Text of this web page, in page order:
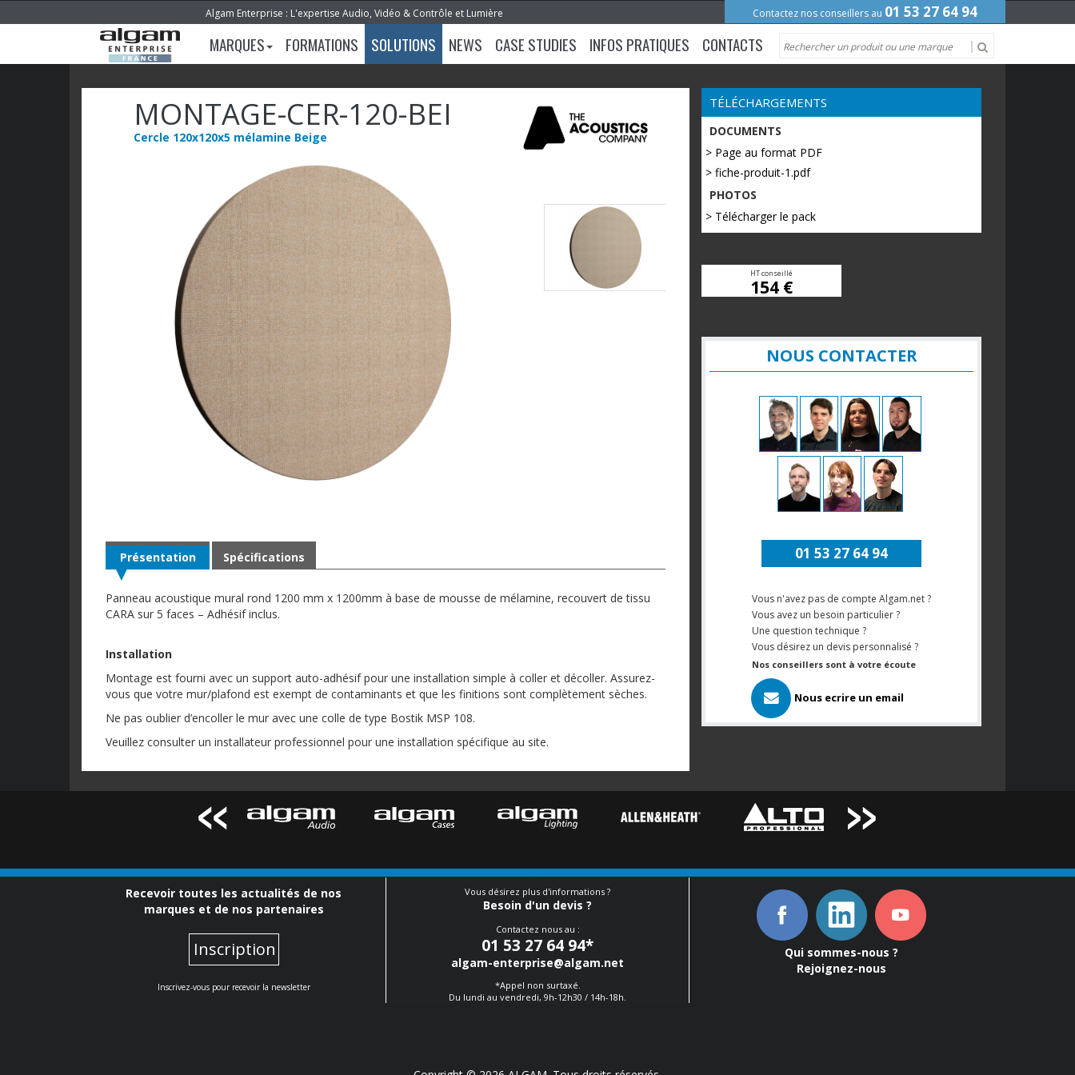
Algam Enterprise : L'expertise Audio, Vidéo & Contrôle et Lumière Contactez nos conseillers au 01 53 27 64 94
MARQUES FORMATIONS SOLUTIONS NEWS CASE STUDIES INFOS PRATIQUES CONTACTS
MONTAGE-CER-120-BEI
Cercle 120x120x5 mélamine Beige
Présentation
Panneau acoustique mural rond 1200 mm x 1200mm à base de mousse de mélamine, recouvert de tissu
CARA sur 5 faces – Adhésif inclus.
Installation
Montage est fourni avec un support auto-adhésif pour une installation simple à coller et décoller. Assurez-
vous que votre mur/plafond est exempt de contaminants et que les finitions sont complètement sèches.
Ne pas oublier d’encoller le mur avec une colle de type Bostik MSP 108.
Veuillez consulter un installateur professionnel pour une installation spécifique au site.
Spécifications
TÉLÉCHARGEMENTS
DOCUMENTS
> Page au format PDF
> fiche-produit-1.pdf
PHOTOS
> Télécharger le pack
HT conseillé
154 €
NOUS CONTACTER
01 53 27 64 94
Vous n'avez pas de compte Algam.net ?
Vous avez un besoin particulier ?
Une question technique ?
Vous désirez un devis personnalisé ?
Nos conseillers sont à votre écoute
Nous ecrire un email
Recevoir toutes les actualités de nos
marques et de nos partenaires
Inscription
Inscrivez-vous pour recevoir la newsletter
Vous désirez plus d'informations ?
Besoin d'un devis ?
Contactez nous au :
01 53 27 64 94*
algam-enterprise@algam.net
*Appel non surtaxé.
Du lundi au vendredi, 9h-12h30 / 14h-18h.
Qui sommes-nous ?
Rejoignez-nous